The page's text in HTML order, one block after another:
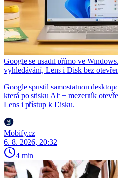
Google se usadil přímo ve
vyhledávání, Lens i Disk bez
Google spustil samostatnou
která po stisku Alt + mezerník
Lens i přístup k Disku.
Mobify.cz
6. 8. 2026, 20:32
4 min